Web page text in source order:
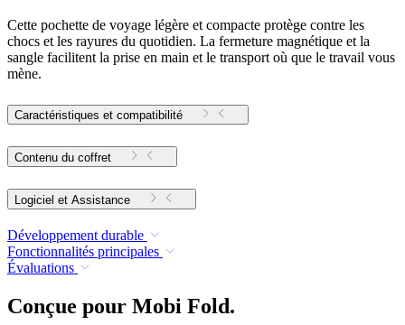
Cette pochette de voyage légère et compacte protège contre les
chocs et les rayures du quotidien. La fermeture magnétique et la
sangle facilitent la prise en main et le transport où que le travail vous
mène.
Caractéristiques et compatibilité
Contenu du coffret
Logiciel et Assistance
Développement durable
Fonctionnalités principales
Évaluations
Conçue pour Mobi Fold.